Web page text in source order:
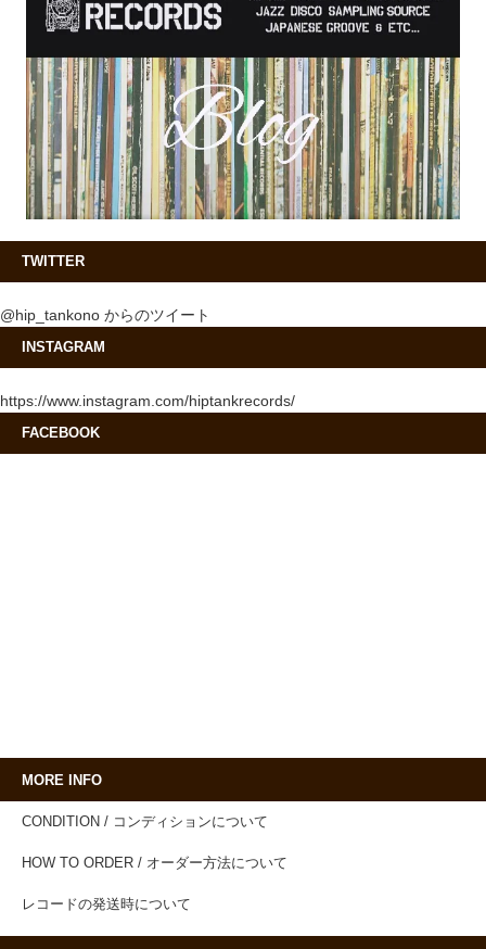
TWITTER
@hip_tankono からのツイート
INSTAGRAM
https://www.instagram.com/hiptankrecords/
FACEBOOK
MORE INFO
CONDITION / コンディションについて
HOW TO ORDER / オーダー方法について
レコードの発送時について